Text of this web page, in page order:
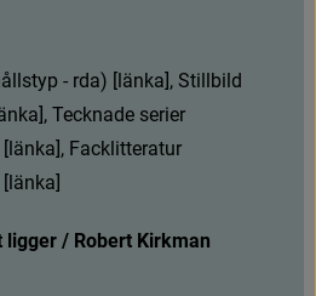
ållstyp - rda) [länka], Stillbild
nka], Tecknade serier
[länka], Facklitteratur
[länka]
ligger / Robert Kirkman